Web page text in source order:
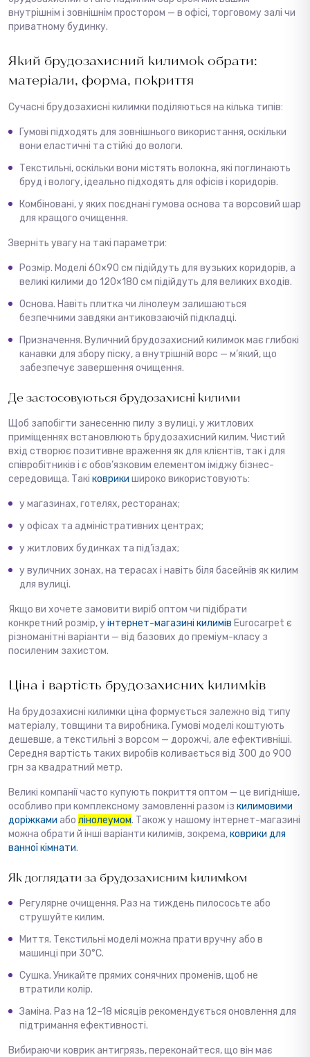
внутрішнім і зовнішнім простором — в офісі, торговому залі чи
приватному будинку.
Який брудозахисний килимок обрати:
матеріали, форма, покриття
Сучасні брудозахисні килимки поділяються на кілька типів:
Гумові підходять для зовнішнього використання, оскільки
вони еластичні та стійкі до вологи.
Текстильні, оскільки вони містять волокна, які поглинають
бруд і вологу, ідеально підходять для офісів і коридорів.
Комбіновані, у яких поєднані гумова основа та ворсовий шар
для кращого очищення.
Зверніть увагу на такі параметри:
Розмір. Модeлі 60×90 см підійдуть для вузьких коридорів, а
великі килими до 120×180 см підійдуть для великих входів.
Основа. Навіть плитка чи лінолеум залишаються
безпечними завдяки антиковзаючій підкладці.
Призначення. Вуличний брудозахисний килимок має глибокі
канавки для збору піску, а внутрішній ворс — м’який, що
забезпечує завершення очищення.
Де застосовуються брудозахисні килими
Щоб запобігти занесенню пилу з вулиці, у житлових
приміщеннях встановлюють брудозахисний килим. Чистий
вхід створює позитивне враження як для клієнтів, так і для
співробітників і є обов’язковим елементом іміджу бізнес-
середовища. Такі коврики широко використовують:
у магазинах, готелях, ресторанах;
у офісах та адміністративних центрах;
у житлових будинках та під’їздах;
у вуличних зонах, на терасах і навіть біля басейнів як килим
для вулиці.
Якщо ви хочете замовити виріб оптом чи підібрати
конкретний розмір, у інтернет-магазині килимів Eurocarpet є
різноманітні варіанти — від базових до преміум-класу з
посиленим захистом.
Ціна і вартість брудозахисних килимків
На брудозахисні килимки ціна формується залежно від типу
матеріалу, товщини та виробника. Гумові моделі коштують
дешевше, а текстильні з ворсом — дорожчі, але ефективніші.
Середня вартість таких виробів коливається від 300 до 900
грн за квадратний метр.
Великі компанії часто купують покриття оптом — це вигідніше,
особливо при комплексному замовленні разом із килимовими
доріжками або лінолеумом. Також у нашому інтернет-магазині
можна обрати й інші варіанти килимів, зокрема,коврики для
ванної кімнати.
Як доглядати за брудозахисним килимком
Регулярне очищення. Раз на тиждень пилососьте або
струшуйте килим.
Миття. Текстильні моделі можна прати вручну або в
машинці при 30°C.
Сушка. Уникайте прямих сонячних променів, щоб не
втратили колір.
Заміна. Раз на 12–18 місяців рекомендується оновлення для
підтримання ефективності.
Вибираючи коврик антигрязь, переконайтеся, що він має